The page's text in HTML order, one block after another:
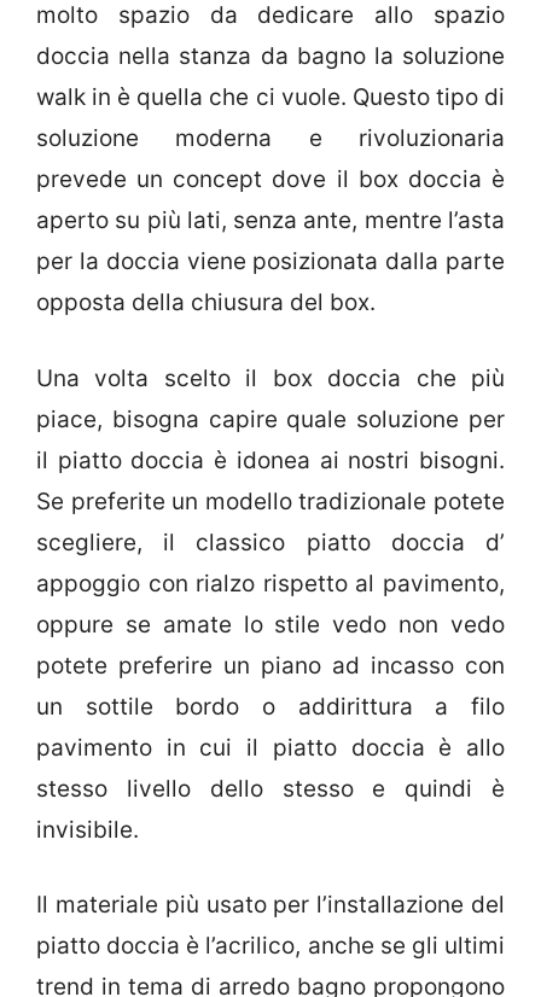
molto spazio da dedicare allo spazio
doccia nella stanza da bagno la soluzione
walk in è quella che ci vuole. Questo tipo di
soluzione moderna e rivoluzionaria
prevede un concept dove il box doccia è
aperto su più lati, senza ante, mentre l’asta
per la doccia viene posizionata dalla parte
opposta della chiusura del box.
Una volta scelto il box doccia che più
piace, bisogna capire quale soluzione per
il piatto doccia è idonea ai nostri bisogni.
Se preferite un modello tradizionale potete
scegliere, il classico piatto doccia d’
appoggio con rialzo rispetto al pavimento,
oppure se amate lo stile vedo non vedo
potete preferire un piano ad incasso con
un sottile bordo o addirittura a filo
pavimento in cui il piatto doccia è allo
stesso livello dello stesso e quindi è
invisibile.
Il materiale più usato per l’installazione del
piatto doccia è l’acrilico, anche se gli ultimi
trend in tema di arredo bagno propongono